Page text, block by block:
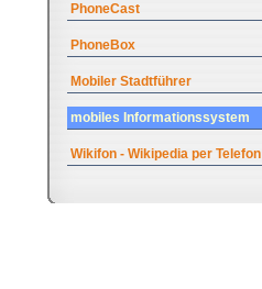
PhoneCast
PhoneBox
Mobiler Stadtführer
mobiles Informationssystem
Wikifon - Wikipedia per Telefon